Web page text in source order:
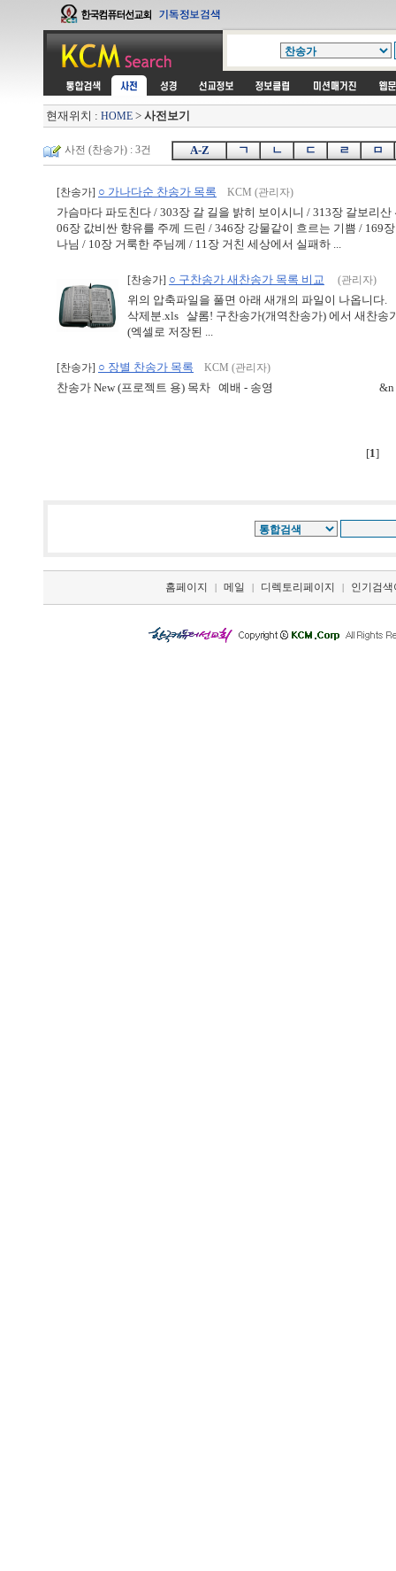
현재위치 : HOME > 사전보기
사전 (찬송가) : 3건 A-Z ㄱ ㄴ ㄷ ㄹ ㅁ
[찬송가] ○ 가나다순 찬송가 목록 KCM (관리자)
가슴마다 파도친다 / 303장 갈 길을 밝히 보이시니 / 313장 갈보리
06장 값비싼 향유를 주께 드린 / 346장 강물같이 흐르는 기쁨 / 169
나님 / 10장 거룩한 주님께 / 11장 거친 세상에서 실패하 ...
[찬송가] ○ 구찬송가 새찬송가 목록 비교 (관리자)
위의 압축파일을 풀면 아래 새개의 파일이 나옵니
삭제분.xls 샬롬! 구찬송가(개역찬송가) 에서 새찬
(엑셀로 저장된 ...
[찬송가] ○ 장별 찬송가 목록 KCM (관리자)
찬송가 New (프로젝트 용) 목차 예배 - 송영 &n
[1]
홈페이지 | 메일 | 디렉토리페이지 | 인기검색